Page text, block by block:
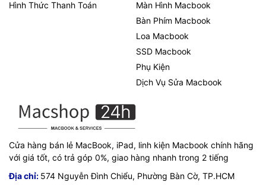
Hình Thức Thanh Toán
Màn Hình Macbook
Bàn Phím Macbook
Loa Macbook
SSD Macbook
Phụ Kiện
Dịch Vụ Sửa Macbook
Cửa hàng bán lẻ MacBook, iPad, linh kiện Macbook chính hãng
với giá tốt, có trả góp 0%, giao hàng nhanh trong 2 tiếng
Địa chỉ: 574 Nguyễn Đình Chiểu, Phường Bàn Cờ, TP.HCM